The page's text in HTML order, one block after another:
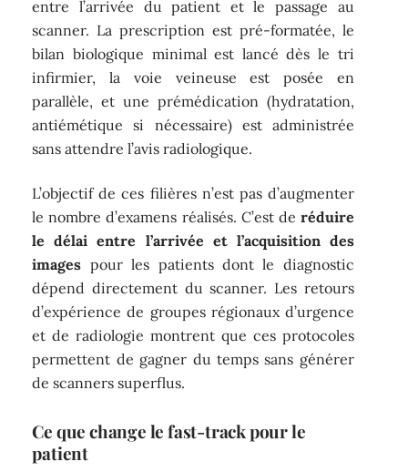
entre l’arrivée du patient et le passage au
scanner. La prescription est pré-formatée, le
bilan biologique minimal est lancé dès le tri
infirmier, la voie veineuse est posée en
parallèle, et une prémédication (hydratation,
antiémétique si nécessaire) est administrée
sans attendre l’avis radiologique.
L’objectif de ces filières n’est pas d’augmenter
le nombre d’examens réalisés. C’est de réduire
le délai entre l’arrivée et l’acquisition des
images pour les patients dont le diagnostic
dépend directement du scanner. Les retours
d’expérience de groupes régionaux d’urgence
et de radiologie montrent que ces protocoles
permettent de gagner du temps sans générer
de scanners superflus.
Ce que change le fast-track pour le
patient